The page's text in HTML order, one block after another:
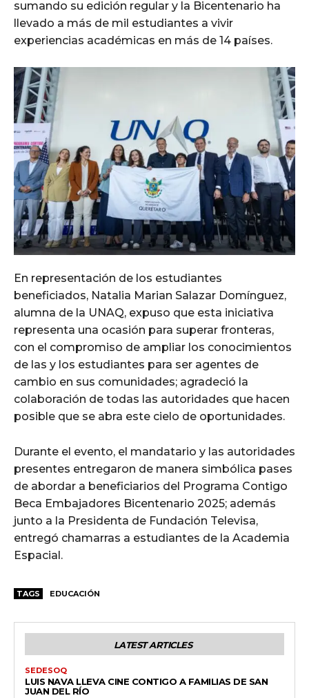
sumando su edición regular y la Bicentenario ha
llevado a más de mil estudiantes a vivir
experiencias académicas en más de 14 países.
En representación de los estudiantes
beneficiados, Natalia Marian Salazar Domínguez,
alumna de la UNAQ, expuso que esta iniciativa
representa una ocasión para superar fronteras,
con el compromiso de ampliar los conocimientos
de las y los estudiantes para ser agentes de
cambio en sus comunidades; agradeció la
colaboración de todas las autoridades que hacen
posible que se abra este cielo de oportunidades.
Durante el evento, el mandatario y las autoridades
presentes entregaron de manera simbólica pases
de abordar a beneficiarios del Programa Contigo
Beca Embajadores Bicentenario 2025; además
junto a la Presidenta de Fundación Televisa,
entregó chamarras a estudiantes de la Academia
Espacial.
TAGS EDUCACIÓN
LATEST ARTICLES
SEDESOQ
LUIS NAVA LLEVA CINE CONTIGO A FAMILIAS DE SAN
JUAN DEL RÍO